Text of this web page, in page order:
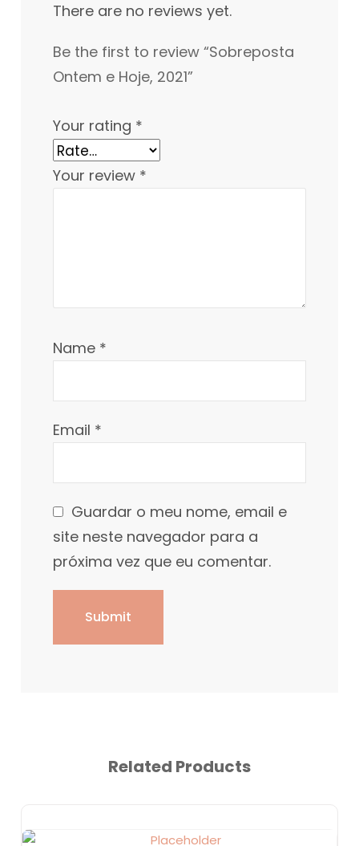
There are no reviews yet.
Be the first to review “Sobreposta
Ontem e Hoje, 2021”
Your rating *
Your review *
Name *
Email *
Guardar o meu nome, email e
site neste navegador para a
próxima vez que eu comentar.
Related Products